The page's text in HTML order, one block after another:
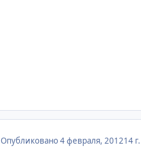
Опубликовано4 февраля, 201214 г.